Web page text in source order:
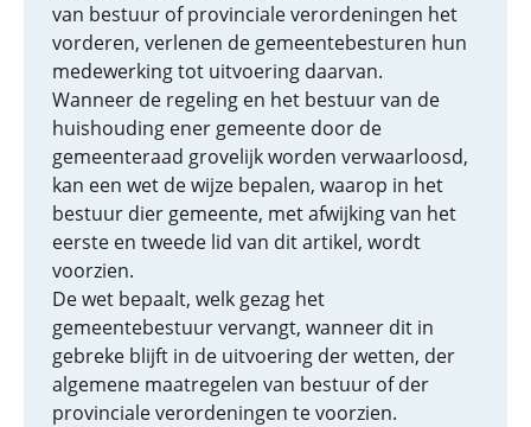
van bestuur of provinciale verordeningen het
vorderen, verlenen de gemeentebesturen hun
medewerking tot uitvoering daarvan.
Wanneer de regeling en het bestuur van de
huishouding ener gemeente door de
gemeenteraad grovelijk worden verwaarloosd,
kan een wet de wijze bepalen, waarop in het
bestuur dier gemeente, met afwijking van het
eerste en tweede lid van dit artikel, wordt
voorzien.
De wet bepaalt, welk gezag het
gemeentebestuur vervangt, wanneer dit in
gebreke blijft in de uitvoering der wetten, der
algemene maatregelen van bestuur of der
provinciale verordeningen te voorzien.